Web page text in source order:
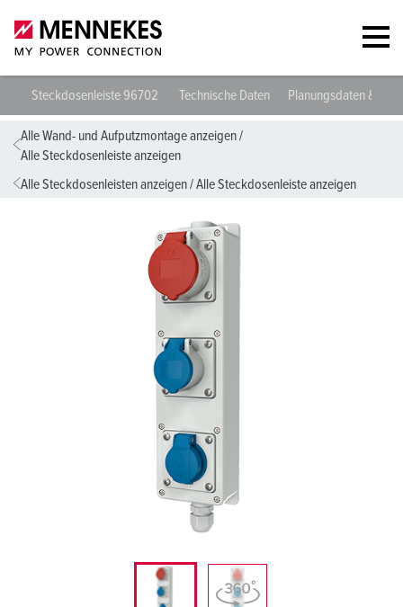
Steckdosenleiste 96702 Technische Daten Planungsdaten &
Alle Wand- und Aufputzmontage anzeigen/
Alle Steckdosenleiste anzeigen
Alle Steckdosenleisten anzeigen/Alle Steckdosenleiste anzeigen